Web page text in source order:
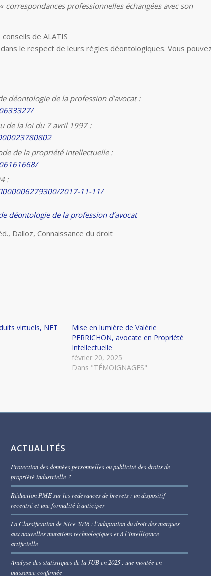
correspondances professionnelles échangées avec son
de ALATIS
le respect de leurs règles déontologiques. Vous
déontologie de la profession d’avocat :
de la loi du 7 avril 1997 :
de la propriété intellectuelle :
:
2017-11-11/
déontologie de la profession d’avocat
Dalloz, Connaissance du droit
virtuels, NFT
Mise en lumière de Valérie
PERRICHON, avocate en Propriété
Intellectuelle
février 20, 2025
Dans "TÉMOIGNAGES"
ACTUALITÉS
Protection des données personnelles ou publicité des droits de
propriété industrielle ?
Réduction PME sur les redevances de brevets : un dispositif
recentré et une formalité à anticiper
La Classification de Nice 2026 : l’adaptation du droit des marques
aux nouvelles mutations technologiques et à l’intelligence
artificielle
Analyse des statistiques de la JUB en 2025 : une montée en
puissance confirmée